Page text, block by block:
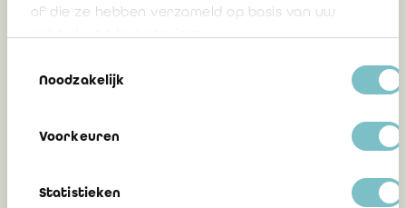
of die ze hebben verzameld op basis van uw
Noodzakelijk
Voorkeuren
Statistieken
23 mars 2026
Communication 2025/20 : Nouvelle
Comptabilité hospitalière